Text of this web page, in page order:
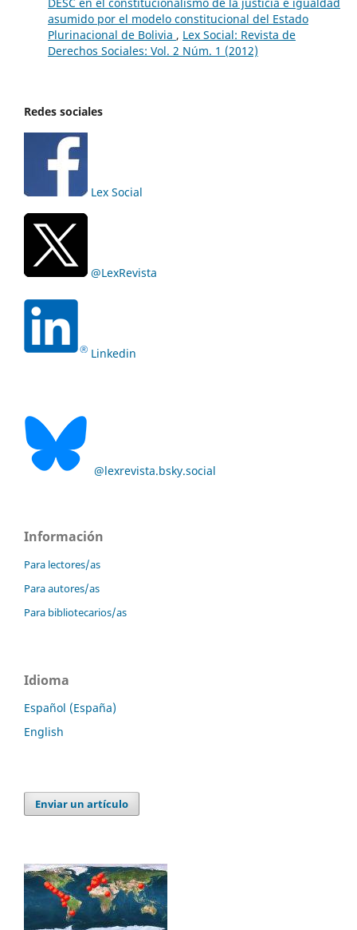
asumido por el modelo constitucional del Estado
Plurinacional de Bolivia , Lex Social: Revista de
Derechos Sociales: Vol. 2 Núm. 1 (2012)
Redes sociales
Lex Social
@LexRevista
Linkedin
@lexrevista.bsky.social
Información
Para lectores/as
Para autores/as
Para bibliotecarios/as
Idioma
Español (España)
English
Enviar un artículo